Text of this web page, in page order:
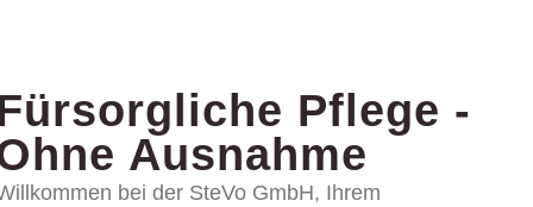
Pflege -
Ausnahme
bei der SteVo GmbH, Ihrem